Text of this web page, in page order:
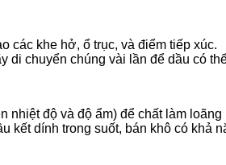
các khe hở, ổ trục, và điểm tiếp xúc.
chuyển chúng vài lần để dầu có
độ và độ ẩm) để chất làm loãng
kết dính trong suốt, bán khô có khả